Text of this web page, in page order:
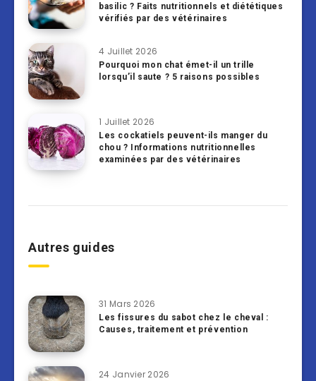
basilic ? Faits nutritionnels et diététiques
vérifiés par des vétérinaires
4 Juillet 2026
Pourquoi mon chat émet-il un trille
lorsqu’il saute ? 5 raisons possibles
1 Juillet 2026
Les cockatiels peuvent-ils manger du
chou ? Informations nutritionnelles
examinées par des vétérinaires
Autres guides
31 Mars 2026
Les fissures du sabot chez le cheval :
Causes, traitement et prévention
24 Janvier 2026